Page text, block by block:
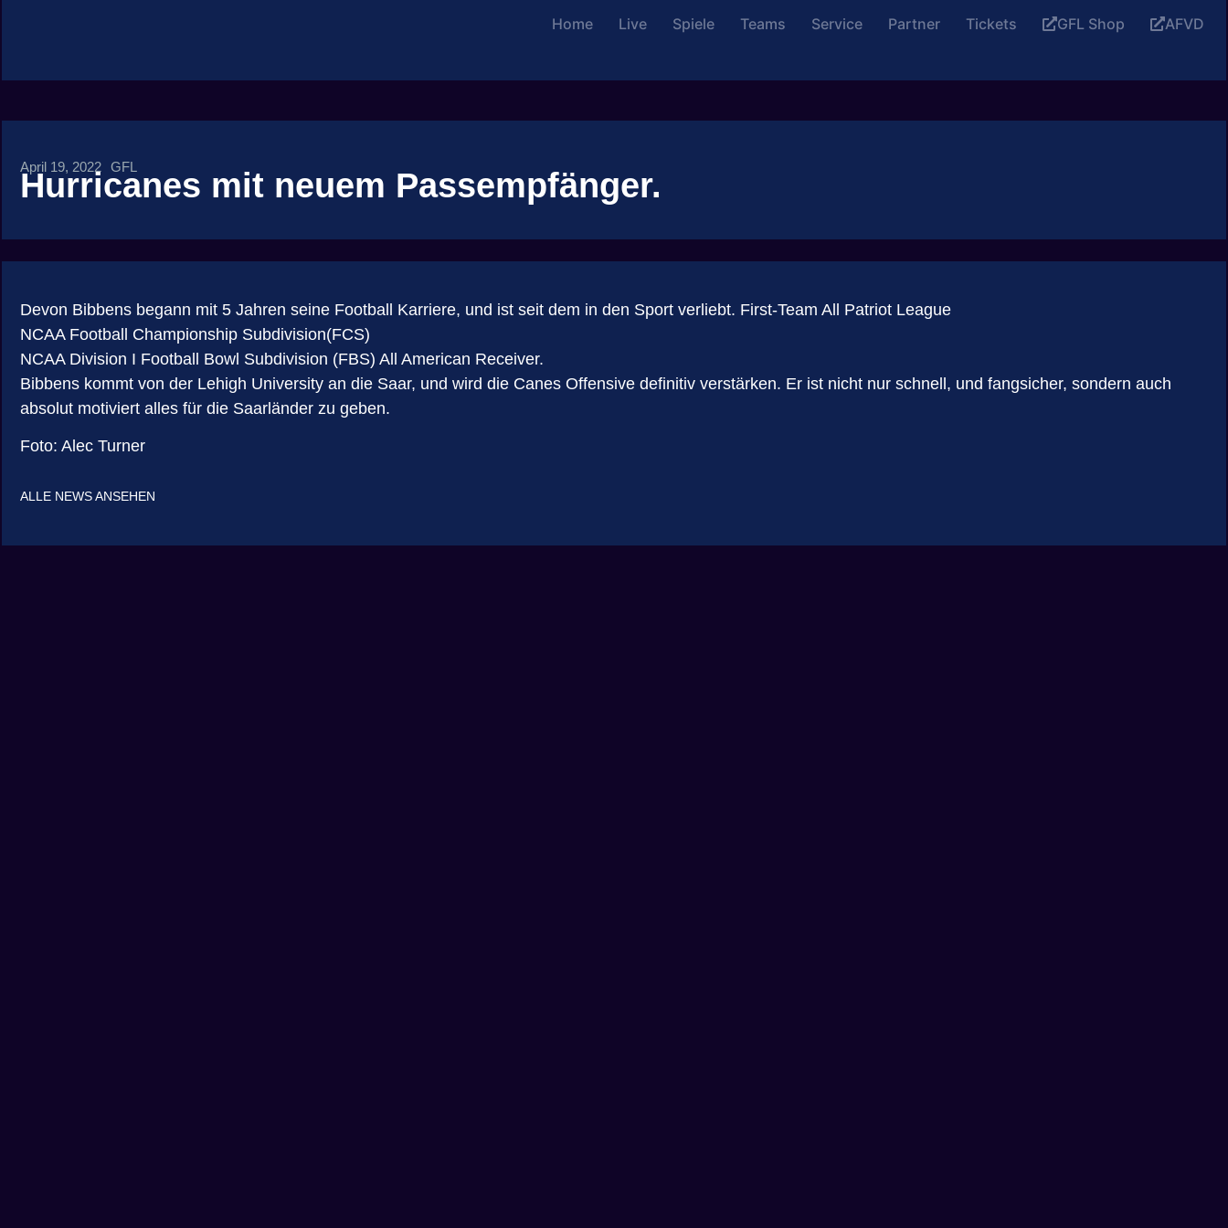
Home Live Spiele Teams Service Partner Tickets GFL Shop AFVD
April 19, 2022 GFL
Hurricanes mit neuem Passempfänger.
Devon Bibbens begann mit 5 Jahren seine Football Karriere, und ist seit dem in den Sport verliebt. First-Team All Patriot League
NCAA Football Championship Subdivision(FCS)
NCAA Division I Football Bowl Subdivision (FBS) All American Receiver.
Bibbens kommt von der Lehigh University an die Saar, und wird die Canes Offensive definitiv verstärken. Er ist nicht nur schnell, und fangsicher, sondern auch
absolut motiviert alles für die Saarländer zu geben.
Foto: Alec Turner
ALLE NEWS ANSEHEN